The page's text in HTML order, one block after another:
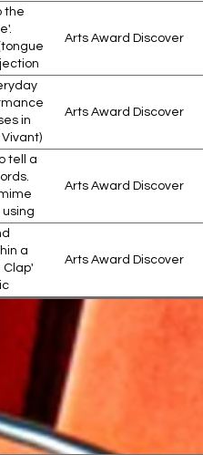
the
cords.
Arts Award Discover
in
to
Arts Award Discover
tell a
clear
Arts Award Discover
a
Clap'
Arts Award Discover
a
the
Arts Award Discover
in